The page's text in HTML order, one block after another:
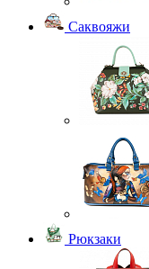
Саквояжи
Рюкзаки